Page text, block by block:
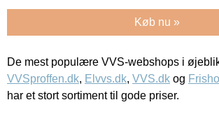
Køb nu »
De mest populære VVS-webshops i
VVSproffen.dk, Elvvs.dk, VVS.dk og
har et stort sortiment til gode priser.